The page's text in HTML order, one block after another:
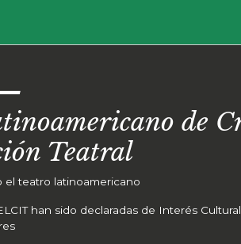
de
Teatral
el teatro latinoamericano
han sido declaradas de Interés